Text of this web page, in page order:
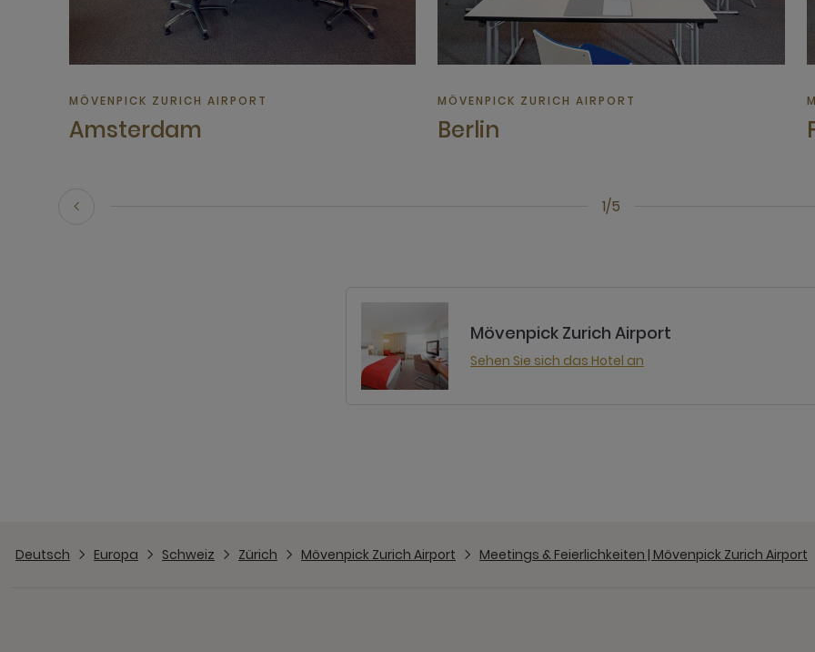
1/5
MÖVENPICK ZURICH AIRPORT
Amsterdam
MÖVENPICK ZURICH AIRPORT
Berlin
Mövenpick Zurich Airport
Sehen Sie sich das Hotel an
Deutsch Europa Schweiz Zürich Mövenpick Zurich Airport Meetings & Feierlichkeiten | Mövenpick Zurich Airport